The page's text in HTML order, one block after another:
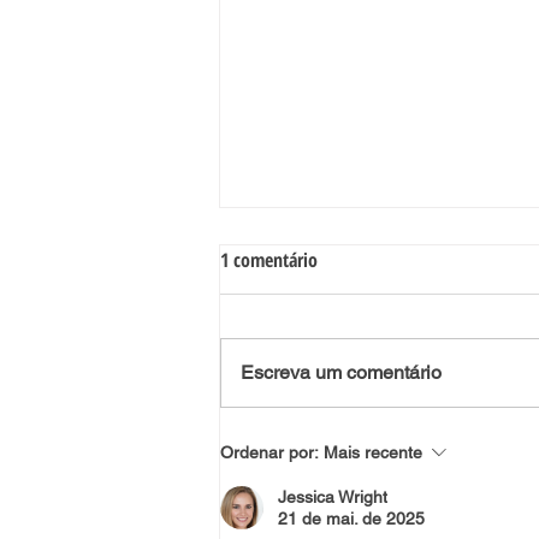
Preparar as crianças para a
uma oportunidade para todos prepararem a
chegada...
1 comentário
Escreva um comentário
Ordenar por: Mais recente
Jessica Wright
21 de mai. de 2025